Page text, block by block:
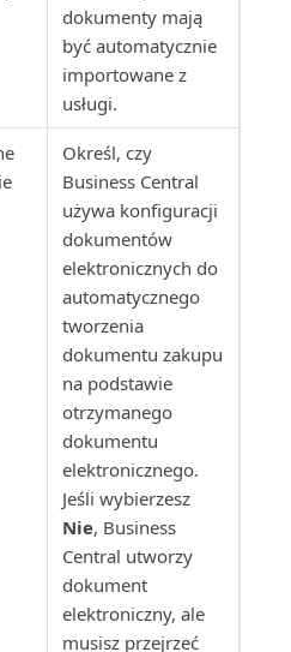
rok
(raport)
środka
E...
(raport)
(raport)
dokumenty mają
być automatycznie
importowane z
usługi.
Określ, czy
Business Central
używa konfiguracji
dokumentów
elektronicznych do
automatycznego
tworzenia
dokumentu zakupu
na podstawie
otrzymanego
dokumentu
elektronicznego.
Jeśli wybierzesz
Nie, Business
Central utworzy
dokument
elektroniczny, ale
musisz przejrzeć